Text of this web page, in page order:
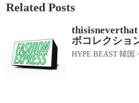
Related Posts
ボコレクショ
HYPE BEAST 韓国